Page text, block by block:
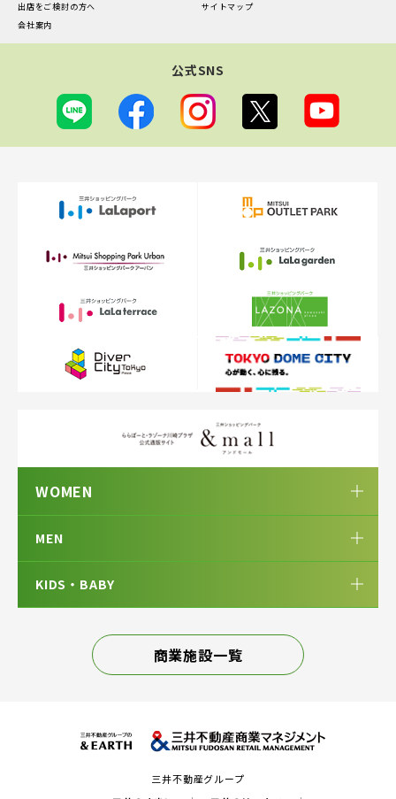
出店をご検討の方へ
サイトマップ
会社案内
公式SNS
WOMEN
MEN
KIDS・BABY
商業施設一覧
三井不動産グループ